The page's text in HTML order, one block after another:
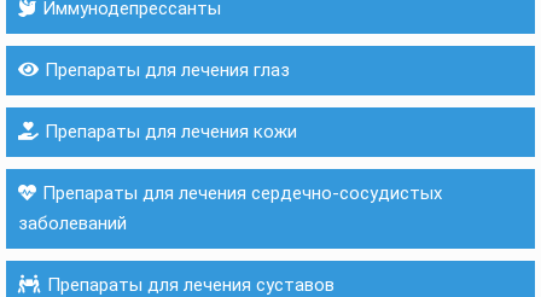
Иммунодепрессанты
Препараты для лечения глаз
Препараты для лечения кожи
Препараты для лечения сердечно-сосудистых
заболеваний
Препараты для лечения суставов